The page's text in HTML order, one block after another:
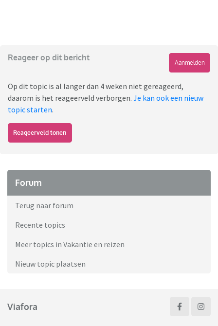
Reageer op dit bericht
Aanmelden
Op dit topic is al langer dan 4 weken niet gereageerd,
daarom is het reageerveld verborgen. Je kan ook een nieuw
topic starten.
Reageerveld tonen
Forum
Terug naar forum
Recente topics
Meer topics in Vakantie en reizen
Nieuw topic plaatsen
Viafora